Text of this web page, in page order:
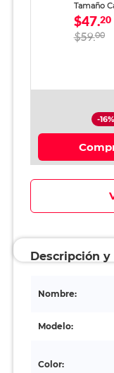
Tamaño
Depot 3
$47.20
$59.00
-16%
Descripción
Nombre:
Modelo:
Color: